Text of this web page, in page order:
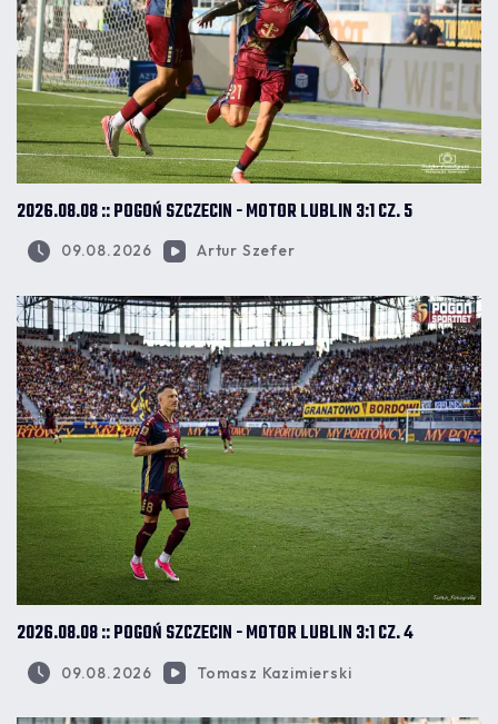
2026.08.08 :: POGOŃ SZCZECIN - MOTOR LUBLIN 3:1 CZ. 5
09.08.2026 Artur Szefer
2026.08.08 :: POGOŃ SZCZECIN - MOTOR LUBLIN 3:1 CZ. 4
09.08.2026 Tomasz Kazimierski